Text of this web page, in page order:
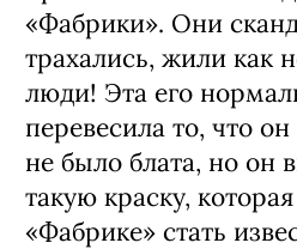
«Фабрики». Они
трахались, жили как
люди! Эта его
перевесила то, что
не было блата, но он
такую краску,
«Фабрике» стать